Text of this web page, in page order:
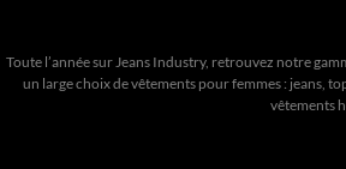
Toute l’année sur Jeans Industry, retrouvez notre
un large choix de vêtements pour femmes : jeans,
vêtements